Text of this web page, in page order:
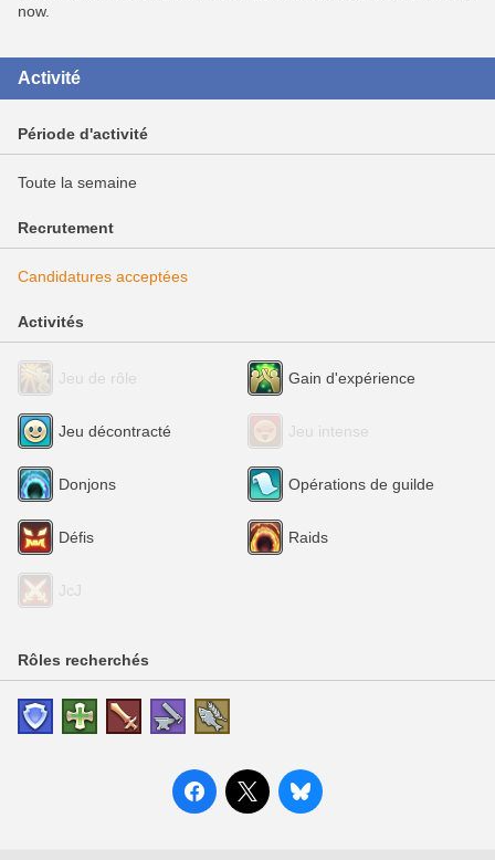
now.
Activité
Période d'activité
Toute la semaine
Recrutement
Candidatures acceptées
Activités
Jeu de rôle Gain d'expérience
Jeu décontracté Jeu intense
Donjons Opérations de guilde
Défis Raids
JcJ
Rôles recherchés